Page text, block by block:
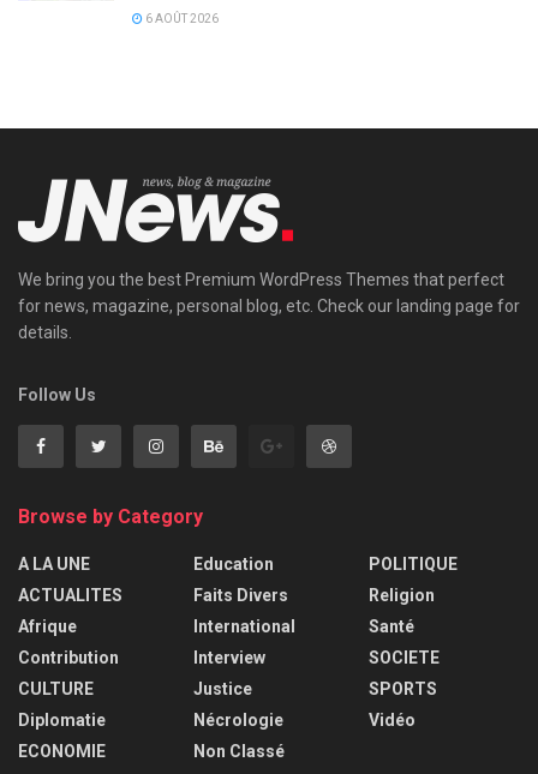
6 AOÛT 2026
We bring you the best Premium WordPress Themes that perfect
for news, magazine, personal blog, etc. Check our landing page for
details.
Follow Us
Browse by Category
A LA UNE
ACTUALITES
Afrique
Contribution
CULTURE
Diplomatie
ECONOMIE
Education
Faits Divers
International
Interview
Justice
Nécrologie
Non Classé
POLITIQUE
Religion
Santé
SOCIETE
SPORTS
Vidéo